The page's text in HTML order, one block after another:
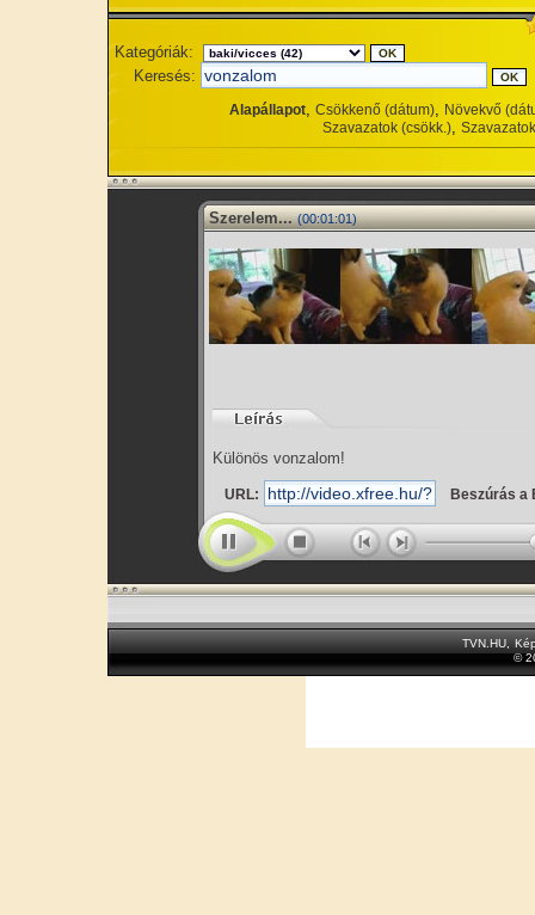
Kategóriák:
Keresés:
Alapállapot, Csökkenő (dátum), Növekvő
Szavazatok (csökk.),
Szerelem... (00:01:01)
Különös vonzalom!
URL: Beszúrás a
TVN.HU
©